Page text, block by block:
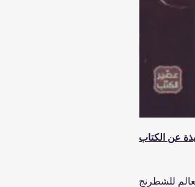
عن الكتاب
للشطرنج